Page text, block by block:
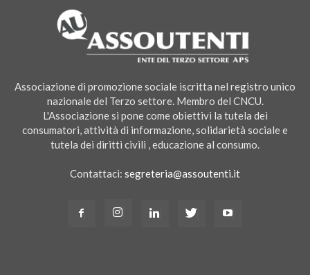
Associazione di promozione sociale iscritta nel registro unico
nazionale del Terzo settore. Membro del CNCU.
L'Associazione si pone come obiettivi la tutela dei
consumatori, attività di informazione, solidarietà sociale e
tutela dei diritti civili , educazione al consumo.
Contattaci: segreteria@assoutenti.it